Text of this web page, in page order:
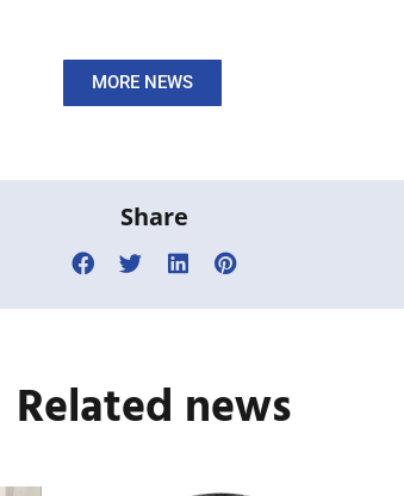
MORE NEWS
Share
Related news